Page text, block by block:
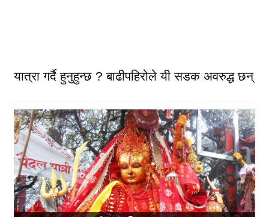
यात्रा गर्दै हुनुहुन्छ ? बाढीपहिरोले यी सडक अवरुद्ध छन्